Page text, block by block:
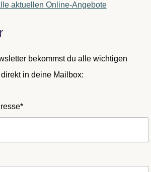
aktuellen Online-Angebote
bekommst du alle wichtigen
direkt in deine Mailbox: